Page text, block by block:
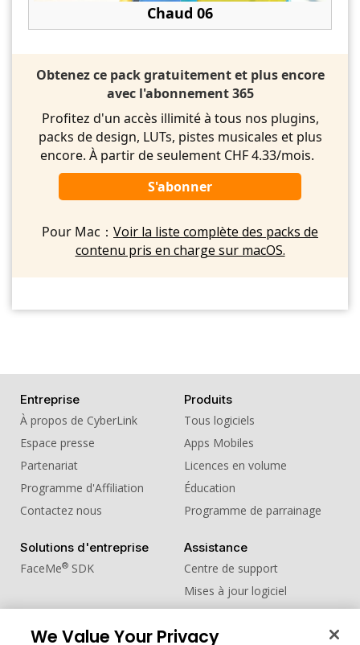
Chaud 06
Obtenez ce pack gratuitement et plus encore
avec l'abonnement 365
Profitez d'un accès illimité à tous nos plugins,
packs de design, LUTs, pistes musicales et plus
encore. À partir de seulement CHF 4.33/mois.
S'abonner
Pour Mac： Voir la liste complète des packs de
contenu pris en charge sur macOS.
Entreprise
À propos de CyberLink
Espace presse
Partenariat
Programme d'Affiliation
Contactez nous
Produits
Tous logiciels
Apps Mobiles
Licences en volume
Éducation
Programme de parrainage
Solutions d'entreprise
FaceMe® SDK
Assistance
Centre de support
Mises à jour logiciel
Centre d'apprentissage
We Value Your Privacy